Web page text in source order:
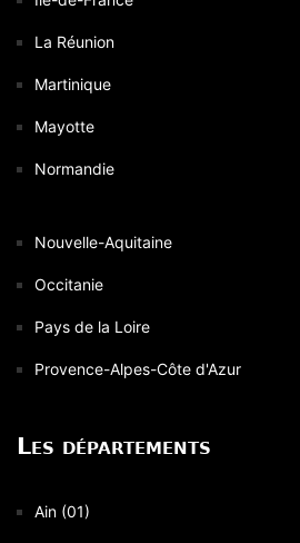
La Réunion
Martinique
Mayotte
Normandie
Nouvelle-Aquitaine
Occitanie
Pays de la Loire
Provence-Alpes-Côte d'Azur
Les départements
Ain (01)